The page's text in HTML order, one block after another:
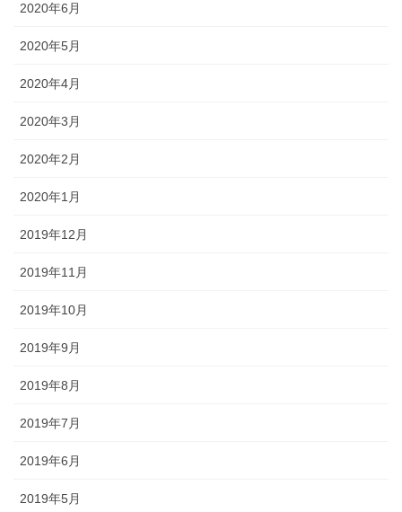
2020年6月
2020年5月
2020年4月
2020年3月
2020年2月
2020年1月
2019年12月
2019年11月
2019年10月
2019年9月
2019年8月
2019年7月
2019年6月
2019年5月